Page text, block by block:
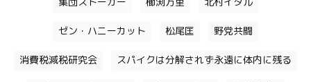
ゼン・ハニーカット 松尾匡 野党共闘
消費税減税研究会 スパイクは分解されず永遠に体内に残る